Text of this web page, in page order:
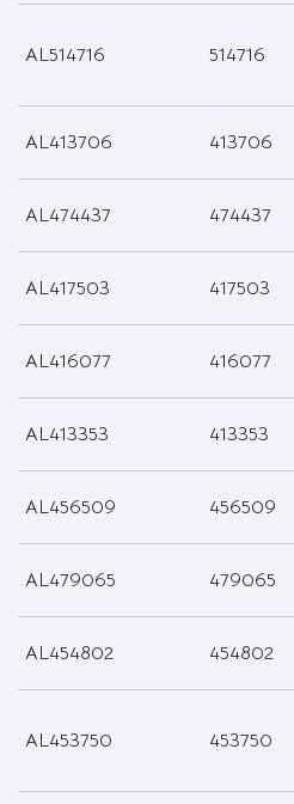
AL514716 514716
AL413706 413706
AL474437 474437
AL417503 417503
AL416077 416077
AL413353 413353
AL456509 456509
AL479065 479065
AL454802 454802
AL453750 453750